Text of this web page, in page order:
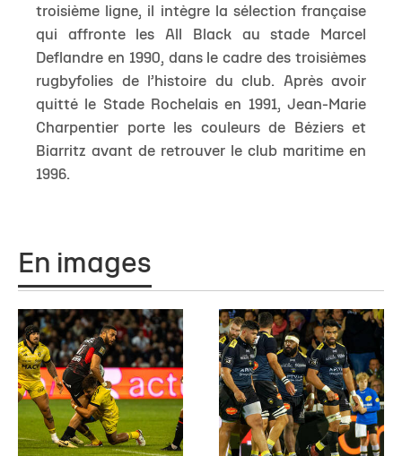
troisième ligne, il intègre la sélection française
qui affronte les All Black au stade Marcel
Deflandre en 1990, dans le cadre des troisièmes
rugbyfolies de l’histoire du club. Après avoir
quitté le Stade Rochelais en 1991, Jean-Marie
Charpentier porte les couleurs de Béziers et
Biarritz avant de retrouver le club maritime en
1996.
En images